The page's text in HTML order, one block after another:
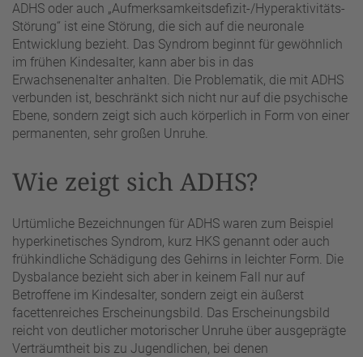
ADHS oder auch „Aufmerksamkeitsdefizit-/Hyperaktivitäts-
Störung“ ist eine Störung, die sich auf die neuronale
Entwicklung bezieht. Das Syndrom beginnt für gewöhnlich
im frühen Kindesalter, kann aber bis in das
Erwachsenenalter anhalten. Die Problematik, die mit ADHS
verbunden ist, beschränkt sich nicht nur auf die psychische
Ebene, sondern zeigt sich auch körperlich in Form von einer
permanenten, sehr großen Unruhe.
Wie zeigt sich ADHS?
Urtümliche Bezeichnungen für ADHS waren zum Beispiel
hyperkinetisches Syndrom, kurz HKS genannt oder auch
frühkindliche Schädigung des Gehirns in leichter Form. Die
Dysbalance bezieht sich aber in keinem Fall nur auf
Betroffene im Kindesalter, sondern zeigt ein äußerst
facettenreiches Erscheinungsbild. Das Erscheinungsbild
reicht von deutlicher motorischer Unruhe über ausgeprägte
Verträumtheit bis zu Jugendlichen, bei denen